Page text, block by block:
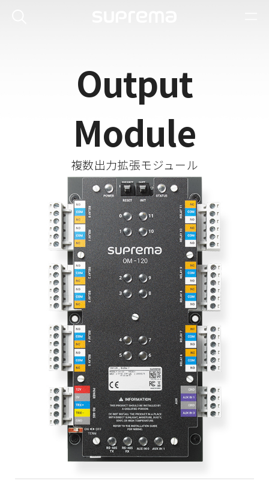
Output
Module
複数出力拡張モジュール